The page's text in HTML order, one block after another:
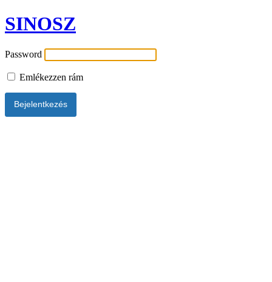
SINOSZ
Password
Emlékezzen rám